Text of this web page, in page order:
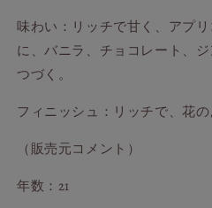
味わい：リッチで甘く、アプ
に、バニラ、チョコレート、
つづく。
フィニッシュ：リッチで、花の
（販売元コメント）
年数：21